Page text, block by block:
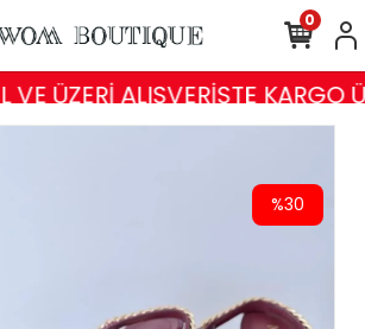
ÜZERİ ALIŞVERİŞTE KARGO
0
%30